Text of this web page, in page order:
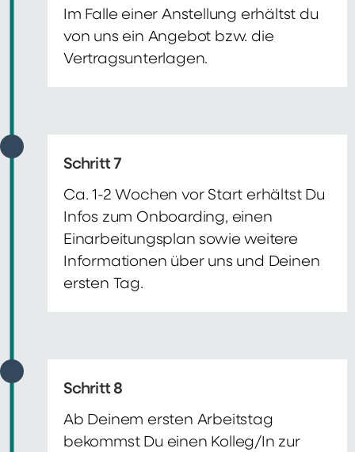
Im Falle einer Anstellung erhältst du
von uns ein Angebot bzw. die
Vertragsunterlagen.
Schritt 7
Ca. 1-2 Wochen vor Start erhältst Du
Infos zum Onboarding, einen
Einarbeitungsplan sowie weitere
Informationen über uns und Deinen
ersten Tag.
Schritt 8
Ab Deinem ersten Arbeitstag
bekommst Du einen Kolleg/In zur